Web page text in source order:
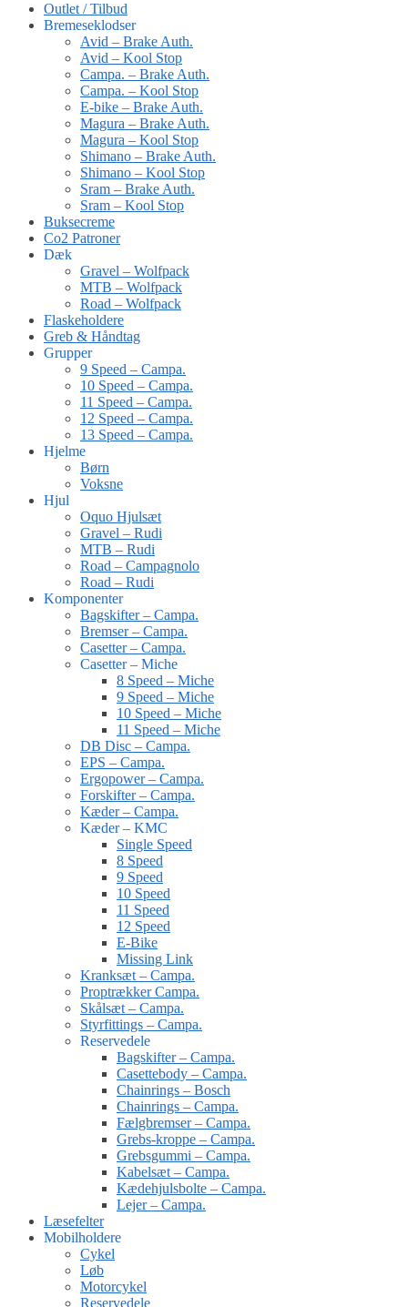
Outlet / Tilbud
Bremeseklodser
Avid – Brake Auth.
Avid – Kool Stop
Campa. – Brake Auth.
Campa. – Kool Stop
E-bike – Brake Auth.
Magura – Brake Auth.
Magura – Kool Stop
Shimano – Brake Auth.
Shimano – Kool Stop
Sram – Brake Auth.
Sram – Kool Stop
Buksecreme
Co2 Patroner
Dæk
Gravel – Wolfpack
MTB – Wolfpack
Road – Wolfpack
Flaskeholdere
Greb & Håndtag
Grupper
9 Speed – Campa.
10 Speed – Campa.
11 Speed – Campa.
12 Speed – Campa.
13 Speed – Campa.
Hjelme
Børn
Voksne
Hjul
Oquo Hjulsæt
Gravel – Rudi
MTB – Rudi
Road – Campagnolo
Road – Rudi
Komponenter
Bagskifter – Campa.
Bremser – Campa.
Casetter – Campa.
Casetter – Miche
8 Speed – Miche
9 Speed – Miche
10 Speed – Miche
11 Speed – Miche
DB Disc – Campa.
EPS – Campa.
Ergopower – Campa.
Forskifter – Campa.
Kæder – Campa.
Kæder – KMC
Single Speed
8 Speed
9 Speed
10 Speed
11 Speed
12 Speed
E-Bike
Missing Link
Kranksæt – Campa.
Proptrækker Campa.
Skålsæt – Campa.
Styrfittings – Campa.
Reservedele
Bagskifter – Campa.
Casettebody – Campa.
Chainrings – Bosch
Chainrings – Campa.
Fælgbremser – Campa.
Grebs-kroppe – Campa.
Grebsgummi – Campa.
Kabelsæt – Campa.
Kædehjulsbolte – Campa.
Lejer – Campa.
Læsefelter
Mobilholdere
Cykel
Løb
Motorcykel
Reservedele